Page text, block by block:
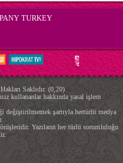
TURKEY
Saklıdır. (0,20)
kullananlar hakkında yasal işlem
değiştirilmemek şartıyla hertürlü medya
Yazıların her türlü sorumluluğu